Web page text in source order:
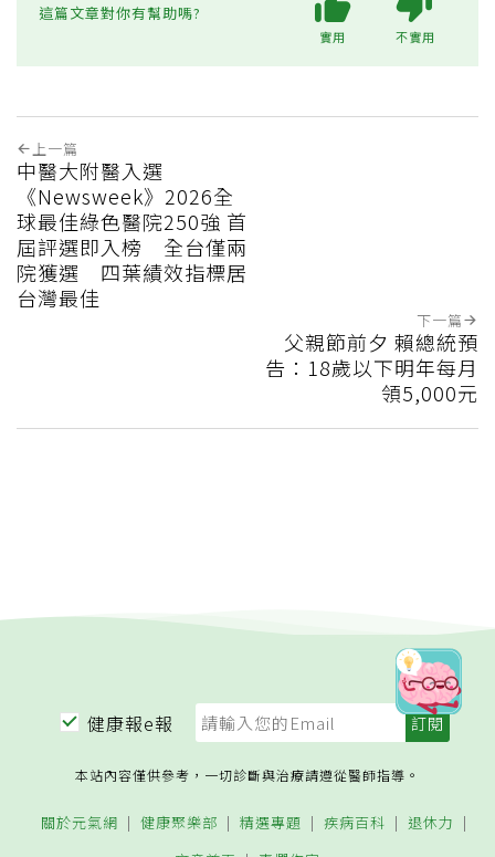
這篇文章對你有幫助嗎?
實用 不實用
上一篇
中醫大附醫入選
《Newsweek》2026全
球最佳綠色醫院250強 首
屆評選即入榜 全台僅兩
院獲選 四葉績效指標居
台灣最佳
下一篇
父親節前夕 賴總統預
告：18歲以下明年每月
領5,000元
健康報e報
本站內容僅供參考，一切診斷與治療請遵從醫師指導。
關於元氣網 健康聚樂部 精選專題 疾病百科
退休力